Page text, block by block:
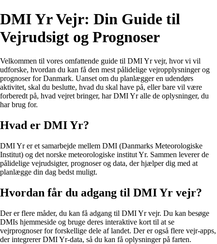
DMI Yr Vejr: Din Guide til
Vejrudsigt og Prognoser
Velkommen til vores omfattende guide til DMI Yr vejr, hvor vi vil
udforske, hvordan du kan få den mest pålidelige vejropplysninger og
prognoser for Danmark. Uanset om du planlægger en udendørs
aktivitet, skal du beslutte, hvad du skal have på, eller bare vil være
forberedt på, hvad vejret bringer, har DMI Yr alle de oplysninger, du
har brug for.
Hvad er DMI Yr?
DMI Yr er et samarbejde mellem DMI (Danmarks Meteorologiske
Institut) og det norske meteorologiske institut Yr. Sammen leverer de
pålidelige vejrudsigter, prognoser og data, der hjælper dig med at
planlægge din dag bedst muligt.
Hvordan får du adgang til DMI Yr vejr?
Der er flere måder, du kan få adgang til DMI Yr vejr. Du kan besøge
DMIs hjemmeside og bruge deres interaktive kort til at se
vejrprognoser for forskellige dele af landet. Der er også flere vejr-apps,
der integrerer DMI Yr-data, så du kan få oplysninger på farten.